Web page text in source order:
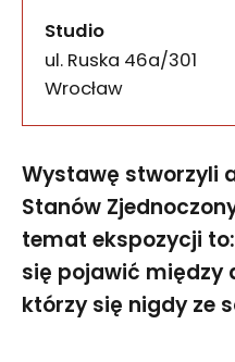
Studio
ul. Ruska 46a/301
50-079
Wrocław
Wystawę stworzyli
Stanów
temat ekspozycji
się pojawić między
którzy się nigdy ze